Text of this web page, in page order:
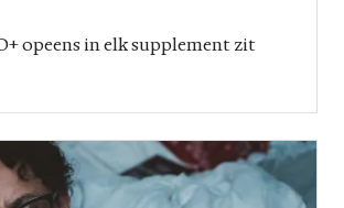
opeens in elk supplement zit